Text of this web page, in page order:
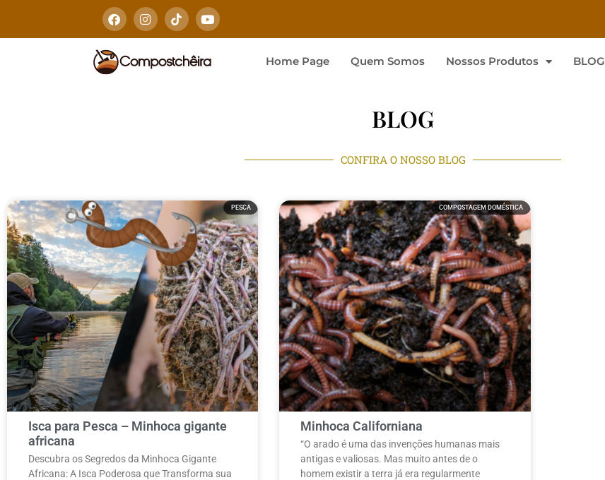
Home Page Quem Somos Nossos Produtos BLOG
BLOG
CONFIRA O NOSSO BLOG
PESCA
Isca para Pesca – Minhoca gigante
africana
Descubra os Segredos da Minhoca Gigante
Africana: A Isca Poderosa que Transforma sua
COMPOSTAGEM DOMÉSTICA
Minhoca Californiana
“O arado é uma das invenções humanas mais
antigas e valiosas. Mas muito antes de o
homem existir a terra já era regularmente